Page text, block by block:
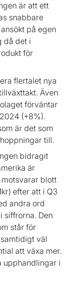
är att ett
snabbare
på egen
då det i
för
flertalet nya
Även
förväntar
(+8%).
är det som
till.
bidragit
är
blott
efter att i Q3
andra ord
siffrorna. Den
står för
väl
att växa mer.
upphandlingar i